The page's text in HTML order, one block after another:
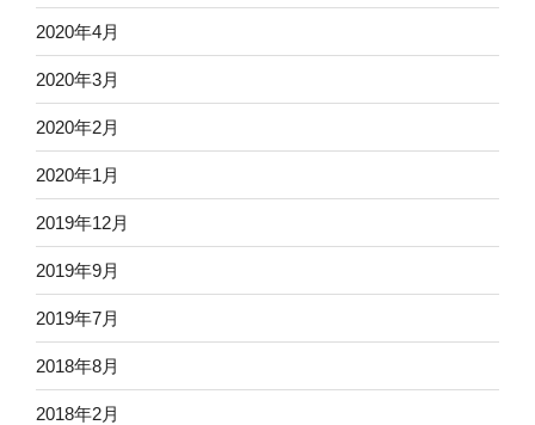
2020年4月
2020年3月
2020年2月
2020年1月
2019年12月
2019年9月
2019年7月
2018年8月
2018年2月